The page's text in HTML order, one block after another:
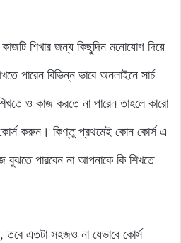
শিখার জন্য কিছুদিন মনোযোগ দিয়ে
পারেন বিভিন্ন ভাবে অনলাইনে সার্চ
ও কাজ করতে না পারেন তাহলে কারো
কোর্স করুন। কিণ্তু প্রথমেই কোন কোর্স এ
বুঝতে পারবেন না আপনাকে কি শিখতে
তবে এতটা সহজও না যেভাবে কোর্স